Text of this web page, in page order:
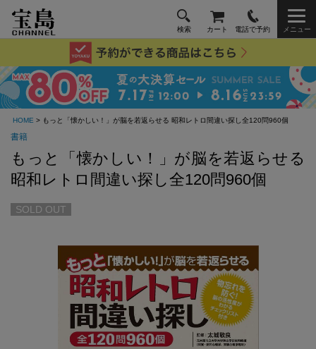
検索 カート 電話で予約 メニュー
HOME > もっと「懐かしい！」が脳を若返らせる 昭和レトロ間違い探し全120問960個
書籍
もっと「懐かしい！」が脳を若返らせる
昭和レトロ間違い探し全120問960個
SOLD OUT